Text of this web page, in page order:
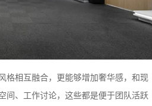
格相互融合，更能够增加奢华感，和现
间、工作讨论，这些都是便于团队活跃